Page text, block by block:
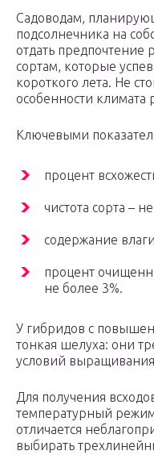
Садоводам,
подсолнечника на
отдать
сортам, которые
короткого лета. Не
особенности климата
Ключевыми
процент
чистота сорта –
содержание
процент
не более 3%.
У гибридов с
тонкая шелуха: они
условий выращивания
Для получения
температурный режим
отличается
выбирать